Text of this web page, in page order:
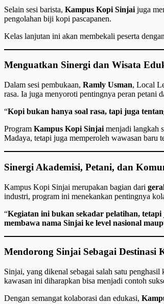
Selain sesi barista, Kampus Kopi Sinjai juga
pengolahan biji kopi pascapanen.
Kelas lanjutan ini akan membekali peserta
Menguatkan Sinergi dan Wisata
Dalam sesi pembukaan, Ramly Usman, Local
rasa. Ia juga menyoroti pentingnya peran petani
“Kopi bukan hanya soal rasa, tapi juga
Program Kampus Kopi Sinjai menjadi langkah
Madaya, tetapi juga memperoleh wawasan baru
Sinergi Akademisi, Petani, dan
Kampus Kopi Sinjai merupakan bagian dari
industri, program ini menekankan pentingnya
“Kegiatan ini bukan sekadar pelatihan,
membawa nama Sinjai ke level nasional
Mendorong Sinjai Sebagai Destinasi
Sinjai, yang dikenal sebagai salah satu
kawasan ini diharapkan bisa menjadi contoh
Dengan semangat kolaborasi dan edukasi,